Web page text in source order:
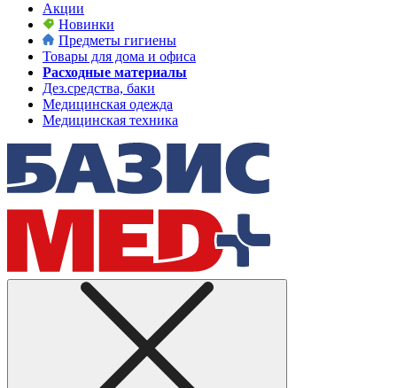
Акции
Новинки
Предметы гигиены
Товары для дома и офиса
Расходные материалы
Дез.средства, баки
Медицинская одежда
Медицинская техника